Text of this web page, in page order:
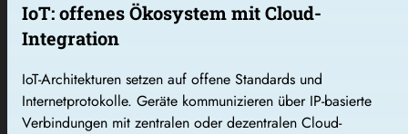
IoT: offenes Ökosystem mit Cloud-
Integration
IoT-Architekturen setzen auf offene Standards und
Internetprotokolle. Geräte kommunizieren über IP-basierte
Verbindungen mit zentralen oder dezentralen Cloud-